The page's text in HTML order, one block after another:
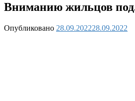
Вниманию жильцов
Опубликовано 28.09.202228.09.2022